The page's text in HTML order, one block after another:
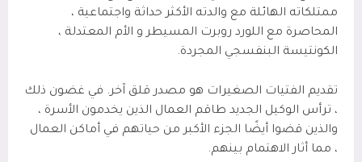
ممتلكاته الهائلة مع والدته الأكثر حداثة واجتماعية ،
المحاصرة مع اللورد روبرت المسيطر و الأم المعتدلة ،
الكونتيسة البنفسجي المجردة.
تقديم الفتيات الصغيرات هو مصدر قلق آخر. في غضون ذلك
، ترأس الوكيل الجديد طاقم العمال الذين يخدمون الأسرة ،
والذين قضوا أيضًا الجزء الأكبر من حياتهم في أماكن العمال
، مما أثار الاهتمام بينهم.